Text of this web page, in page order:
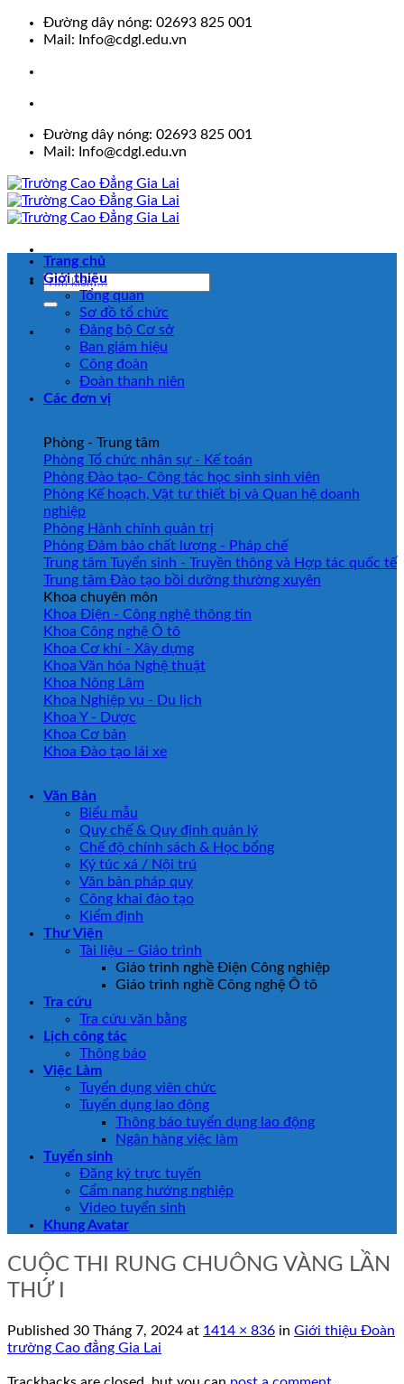
Skip
Đường dây nóng: 02693 825 001
Mail: Info@cdgl.edu.vn
Đường dây nóng: 02693 825 001
Mail: Info@cdgl.edu.vn
Trang chủ
Giới thiệu
Tổng quan
Sơ đồ tổ chức
Đảng bộ Cơ sở
Ban giám hiệu
Công đoàn
Đoàn thanh niên
Các đơn vị
Phòng - Trung tâm
Phòng Tổ chức nhân sự - Kế toán
Phòng Đào tạo- Công tác học sinh sinh viên
Phòng Kế hoạch, Vật tư thiết bị và Quan hệ doanh
nghiệp
Phòng Hành chính quản trị
Phòng Đảm bảo chất lượng - Pháp chế
Trung tâm Tuyển sinh - Truyền thông và Hợp tác quốc tế
Trung tâm Đào tạo bồi dưỡng thường xuyên
Khoa chuyên môn
Khoa Điện - Công nghệ thông tin
Khoa Công nghệ Ô tô
Khoa Cơ khí - Xây dựng
Khoa Văn hóa Nghệ thuật
Khoa Nông Lâm
Khoa Nghiệp vụ - Du lịch
Khoa Y - Dược
Khoa Cơ bản
Khoa Đào tạo lái xe
Văn Bản
Biểu mẫu
Quy chế & Quy định quản lý
Chế độ chính sách & Học bổng
Ký túc xá / Nội trú
Văn bản pháp quy
Công khai đào tạo
Kiểm định
Thư Viện
Tài liệu – Giáo trình
Giáo trình nghề Điện Công nghiệp
Giáo trình nghề Công nghệ Ô tô
Tra cứu
Tra cứu văn bằng
Lịch công tác
Thông báo
Việc Làm
Tuyển dụng viên chức
Tuyển dụng lao động
Thông báo tuyển dụng lao động
Ngân hàng việc làm
Tuyển sinh
Đăng ký trực tuyến
Cẩm nang hướng nghiệp
Video tuyển sinh
Khung Avatar
CUỘC THI RUNG CHUÔNG VÀNG LẦN
THỨ I
Published 30 Tháng 7, 2024 at 1414 × 836 in Giới thiệu Đoàn
trường Cao đẳng Gia Lai